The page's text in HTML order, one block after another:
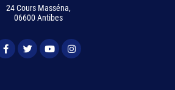
24 Cours Masséna,
06600 Antibes